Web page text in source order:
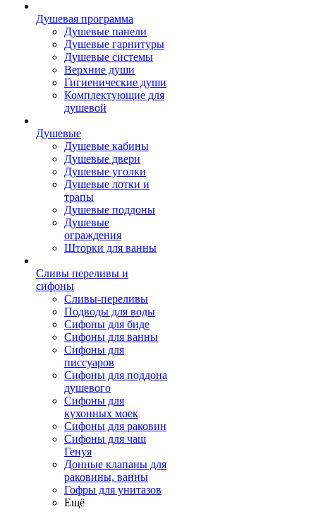
Душевая программа
Душевые панели
Душевые гарнитуры
Душевые системы
Верхние души
Гигиенические души
Комплектующие для
душевой
Душевые
Душевые кабины
Душевые двери
Душевые уголки
Душевые лотки и
трапы
Душевые поддоны
Душевые
ограждения
Шторки для ванны
Сливы переливы и
сифоны
Сливы-переливы
Подводы для воды
Сифоны для биде
Сифоны для ванны
Сифоны для
писсуаров
Сифоны для поддона
душевого
Сифоны для
кухонных моек
Сифоны для раковин
Сифоны для чаш
Генуя
Донные клапаны для
раковины, ванны
Гофры для унитазов
Ещё